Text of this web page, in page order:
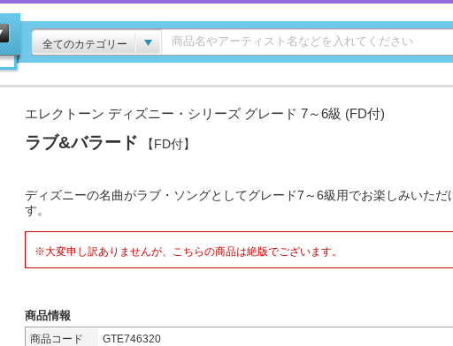
全てのカテゴリー
エレクトーン ディズニー・シリーズ グレード 7～6級 (FD付)
ラブ&バラード 【FD付】
ディズニーの名曲がラブ・ソングとしてグレード7～6級用でお楽しみいただ
す。
※大変申し訳ありませんが、こちらの商品は絶版でございます。
商品情報
商品コード
GTE746320